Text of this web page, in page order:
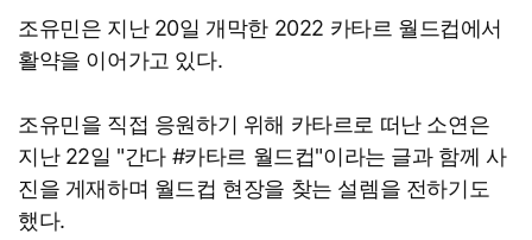
조유민은 지난 20일 개막한 2022 카타르 월드컵에서
활약을 이어가고 있다.
조유민을 직접 응원하기 위해 카타르로 떠난 소연은
지난 22일 "간다 #카타르 월드컵"이라는 글과 함께 사
진을 게재하며 월드컵 현장을 찾는 설렘을 전하기도
했다.